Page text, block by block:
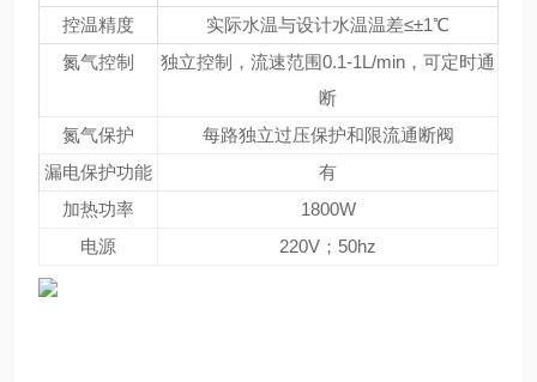
控温精度
实际水温与设计水温温差≤±1℃
氮气控制
独立控制，流速范围0.1-1L/min，可定时通
断
氮气保护
每路独立过压保护和限流通断阀
漏电保护功能
有
加热功率
1800W
电源
220V；50hz